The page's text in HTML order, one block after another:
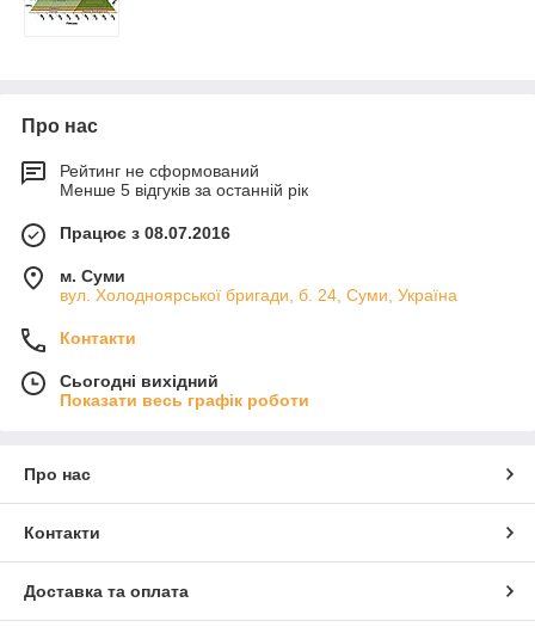
Про нас
Рейтинг не сформований
Менше 5 відгуків за останній рік
Працює з 08.07.2016
м. Суми
вул. Холодноярської бригади, б. 24, Суми, Україна
Контакти
Сьогодні вихідний
Показати весь графік роботи
Про нас
Контакти
Доставка та оплата